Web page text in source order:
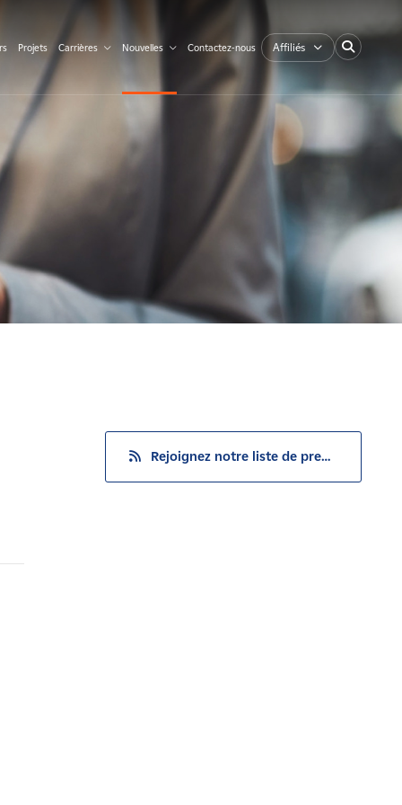
Projets Carrières Nouvelles Contactez-nous Affiliés
Rejoignez notre liste de presse